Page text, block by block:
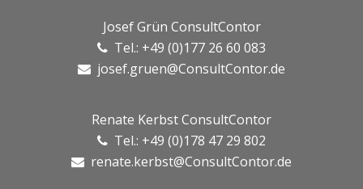
Josef Grün ConsultContor
Tel.: +49 (0)177 26 60 083
josef.gruen@ConsultContor.de
Renate Kerbst ConsultContor
Tel.: +49 (0)178 47 29 802
renate.kerbst@ConsultContor.de